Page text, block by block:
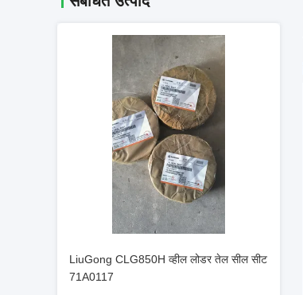
LiuGong CLG850H व्हील लोडर तेल सील सीट
71A0117